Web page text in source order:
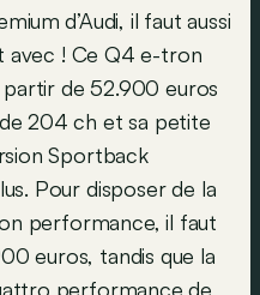
d’Audi, il faut aussi
avec ! Ce Q4 e-tron
de 52.900 euros
204 ch et sa petite
Sportback
Pour disposer de la
performance, il faut
euros, tandis que la
performance de